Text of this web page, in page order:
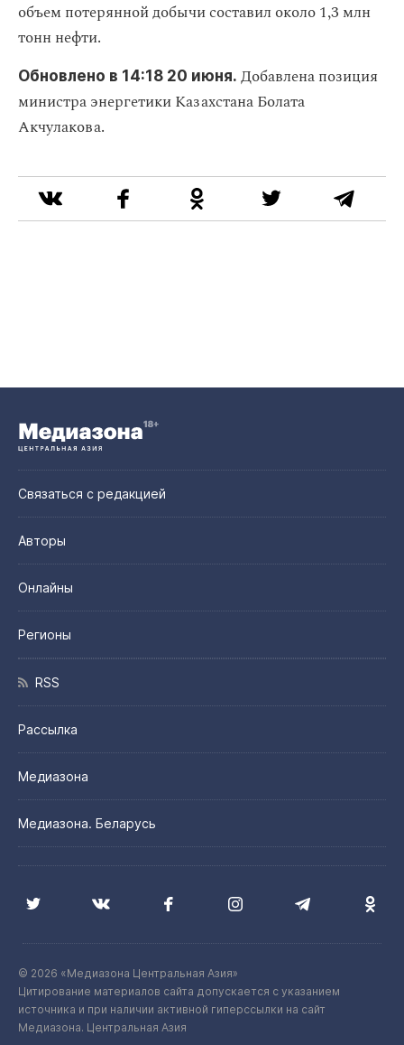
объем потерянной добычи составил около 1,3 млн
тонн нефти.
Обновлено в 14:18 20 июня. Добавлена позиция
министра энергетики Казахстана Болата
Акчулакова.
Связаться с редакцией
Авторы
Онлайны
Регионы
RSS
Рассылка
Медиазона
Медиазона. Беларусь
© 2026 «Медиазона Центральная Азия»
Цитирование материалов сайта допускается с указанием
источника и при наличии активной гиперссылки на сайт
Медиазона. Центральная Азия